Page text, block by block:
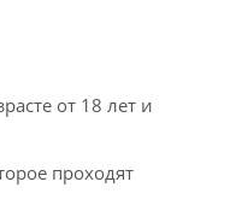
от 18 лет и
проходят